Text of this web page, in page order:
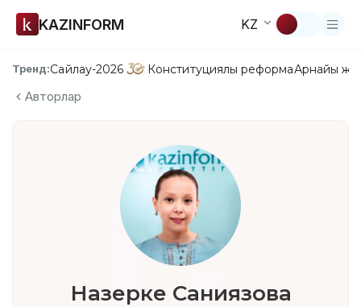
KAZINFORM KZ
Тренд:Сайлау-2026 Конституциялық реформаАрнайы
Авторлар
Назерке Саниязова